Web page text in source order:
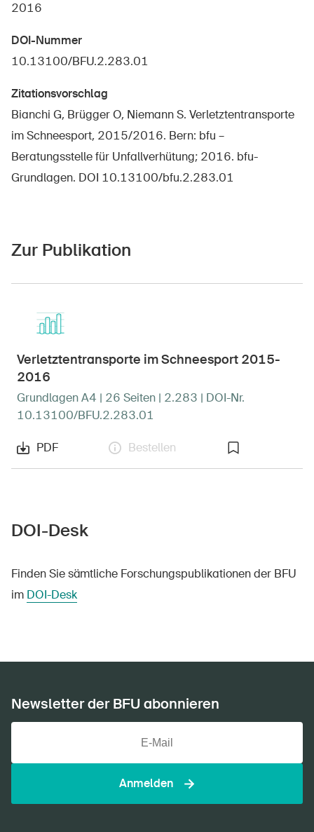
Sicherheitsdelegierte & Gemeinden
Kontakt & Beratung
2016
DOI-Nummer
10.13100/BFU.2.283.01
Zitationsvorschlag
Bianchi G, Brügger O, Niemann S. Verletztentransporte
im Schneesport, 2015/2016. Bern: bfu –
Beratungsstelle für Unfallverhütung; 2016. bfu-
Grundlagen. DOI 10.13100/bfu.2.283.01
Zur Publikation
Verletztentransporte im Schneesport 2015-
2016
Grundlagen A4 | 26 Seiten | 2.283 | DOI-Nr.
10.13100/BFU.2.283.01
PDF Bestellen
DOI-Desk
Finden Sie sämtliche Forschungspublikationen der BFU
im DOI-Desk
Newsletter der BFU abonnieren
Anmelden